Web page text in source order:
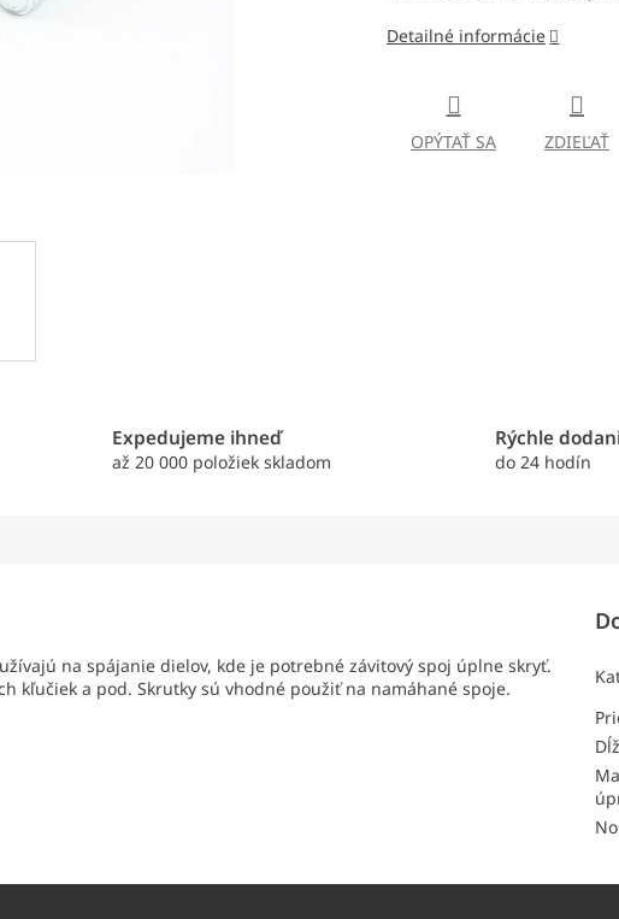
Detailné informácie
OPÝTAŤ SA ZDIEĽAŤ
Expedujeme ihneď
až 20 000 položiek skladom
Rýchle
do 24 hodín
na spájanie dielov, kde je potrebné závitový spoj úplne skryť.
kľučiek a pod. Skrutky sú vhodné použiť na namáhané spoje.